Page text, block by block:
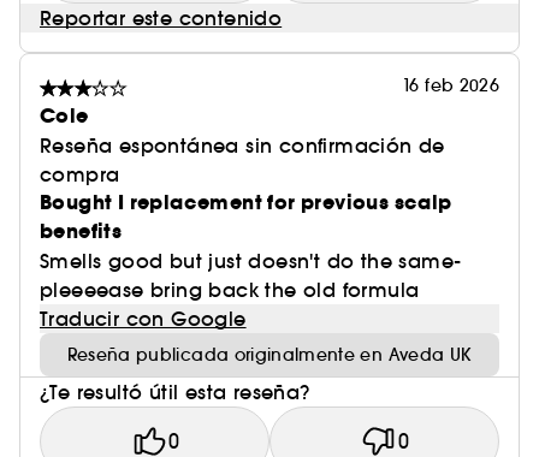
créditos de energía renovable y compensaciones
de carbono.
(AQUÍ)
Vegan :Productos elaborados con ingredientes
de origen natural.
Reportar este contenido
16 feb 2026
Cole
Reseña espontánea sin confirmación de
compra
Bought I replacement for previous scalp
benefits
Smells good but just doesn't do the same-
pleeeease bring back the old formula
Traducir con Google
Reseña publicada originalmente en Aveda UK
¿Te resultó útil esta reseña?
0 0